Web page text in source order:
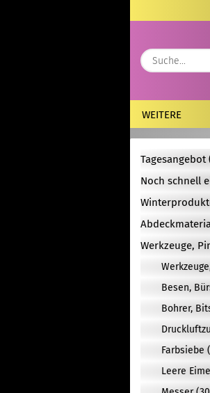
WEITERE
Tagesangebot
Noch schnell
Werkzeuge,
Besen,
Bohrer,
Farbsiebe
Leere